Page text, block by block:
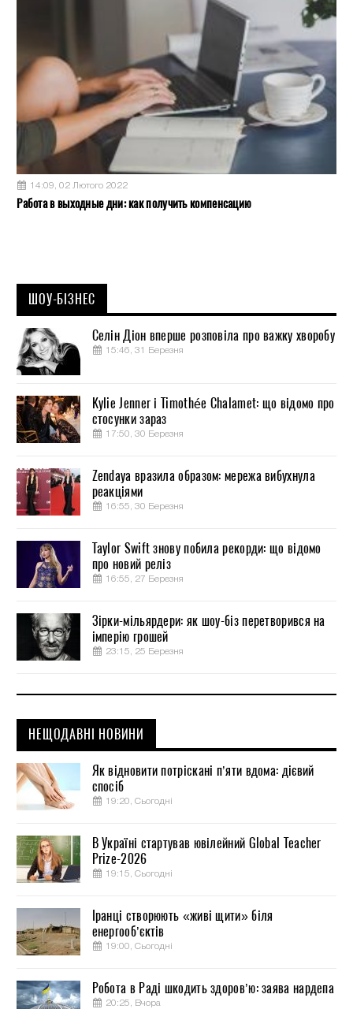
14:09, 02 Лютого 2022
Работа в выходные дни: как получить компенсацию
ШОУ-БІЗНЕС
Селін Діон вперше розповіла про важку хворобу
15:46, 31 Березня
Kylie Jenner і Timothée Chalamet: що відомо про
стосунки зараз
17:50, 30 Березня
Zendaya вразила образом: мережа вибухнула
реакціями
16:55, 30 Березня
Taylor Swift знову побила рекорди: що відомо
про новий реліз
16:55, 27 Березня
Зірки-мільярдери: як шоу-біз перетворився на
імперію грошей
23:15, 25 Березня
НЕЩОДАВНІ НОВИНИ
Як відновити потріскані п’яти вдома: дієвий
спосіб
19:20, Сьогодні
В Україні стартував ювілейний Global Teacher
Prize-2026
19:15, Сьогодні
Іранці створюють «живі щити» біля
енергооб’єктів
19:00, Сьогодні
Робота в Раді шкодить здоров’ю: заява нардепа
20:25, Вчора